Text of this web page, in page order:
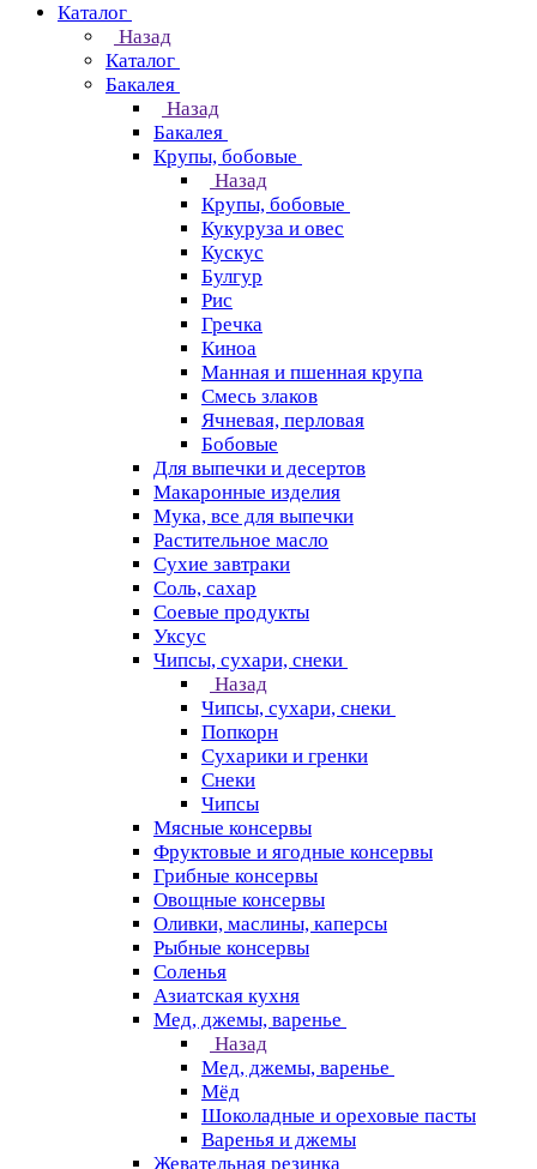
Каталог
Назад
Каталог
Бакалея
Назад
Бакалея
Крупы, бобовые
Назад
Крупы, бобовые
Кукуруза и овес
Кускус
Булгур
Рис
Гречка
Киноа
Манная и пшенная крупа
Смесь злаков
Ячневая, перловая
Бобовые
Для выпечки и десертов
Макаронные изделия
Мука, все для выпечки
Растительное масло
Сухие завтраки
Соль, сахар
Соевые продукты
Уксус
Чипсы, сухари, снеки
Назад
Чипсы, сухари, снеки
Попкорн
Сухарики и гренки
Снеки
Чипсы
Мясные консервы
Фруктовые и ягодные консервы
Грибные консервы
Овощные консервы
Оливки, маслины, каперсы
Рыбные консервы
Соленья
Азиатская кухня
Мед, джемы, варенье
Назад
Мед, джемы, варенье
Мёд
Шоколадные и ореховые пасты
Варенья и джемы
Жевательная резинка